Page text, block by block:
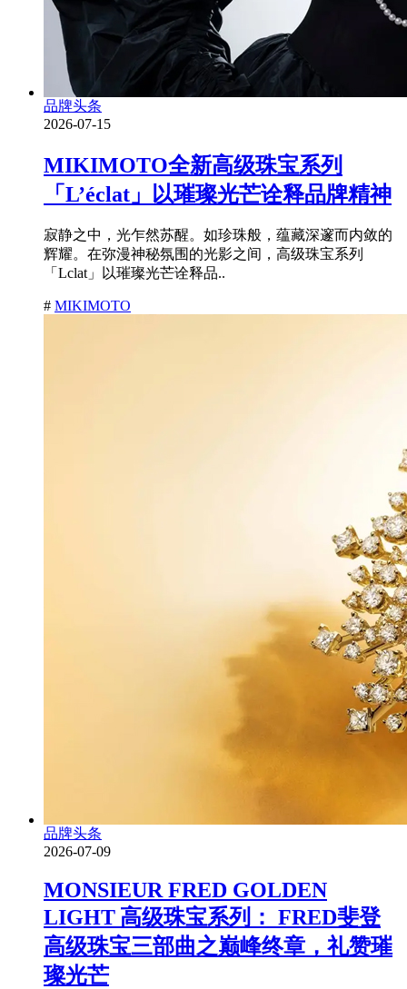
品牌头条
2026-07-15
MIKIMOTO全新高级珠宝系列
「L’éclat」以璀璨光芒诠释品牌精神
寂静之中，光乍然苏醒。如珍珠般，蕴藏深邃而内敛的
辉耀。在弥漫神秘氛围的光影之间，高级珠宝系列
「Lclat」以璀璨光芒诠释品..
# MIKIMOTO
品牌头条
2026-07-09
MONSIEUR FRED GOLDEN
LIGHT 高级珠宝系列： FRED斐登
高级珠宝三部曲之巅峰终章，礼赞璀
璨光芒